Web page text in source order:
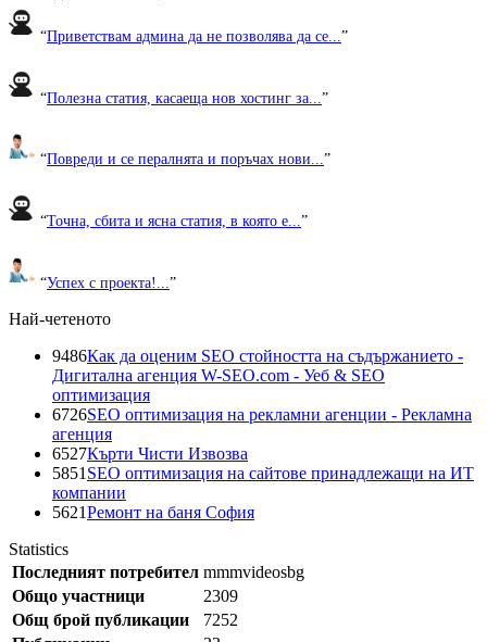
“Приветствам админа да не позволява да се... ”
“Полезна статия, касаеща нов хостинг за... ”
“Повреди и се пералнята и поръчах нови...”
“Точна, сбита и ясна статия, в която е... ”
“Успех с проекта!... ”
Най-четеното
9486Как да оценим SEO стойността на съдържанието -
Дигитална агенция W-SEO.com - Уеб & SEO
оптимизация
6726SEO оптимизация на рекламни агенции - Рекламна
агенция
6527Кърти Чисти Извозва
5851 SEO оптимизация на сайтове принадлежащи на ИТ
компании
5621Ремонт на баня София
Statistics
Последният потребител mmmvideosbg
Общо участници
2309
Общ брой публикации
7252